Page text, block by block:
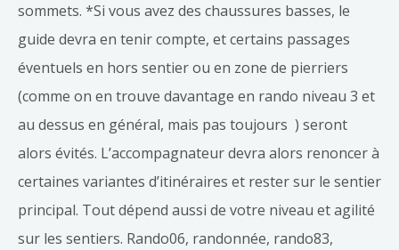
sommets. *Si vous avez des chaussures basses, le
guide devra en tenir compte, et certains passages
éventuels en hors sentier ou en zone de pierriers
(comme on en trouve davantage en rando niveau 3 et
au dessus en général, mais pas toujours ) seront
alors évités. L’accompagnateur devra alors renoncer à
certaines variantes d’itinéraires et rester sur le sentier
principal. Tout dépend aussi de votre niveau et agilité
sur les sentiers. Rando06, randonnée, rando83,